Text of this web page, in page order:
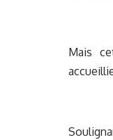
Mais